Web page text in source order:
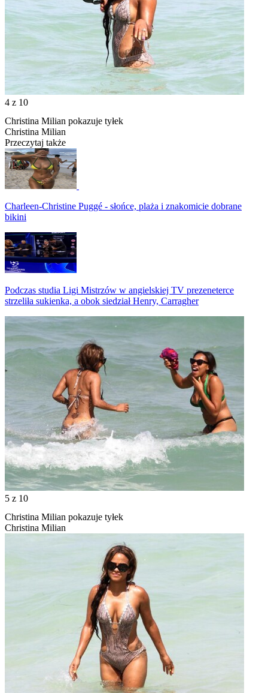
4 z 10
Christina Milian pokazuje tyłek
Christina Milian
Przeczytaj także
Charleen-Christine Puggé - słońce, plaża i znakomicie dobrane
bikini
Podczas studia Ligi Mistrzów w angielskiej TV prezeneterce
strzeliła sukienka, a obok siedział Henry, Carragher
5 z 10
Christina Milian pokazuje tyłek
Christina Milian